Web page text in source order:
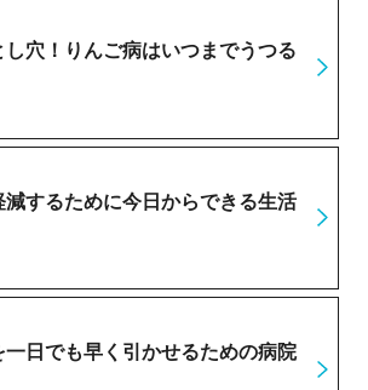
穴！りんご病はいつまでうつる
減するために今日からできる生活
一日でも早く引かせるための病院